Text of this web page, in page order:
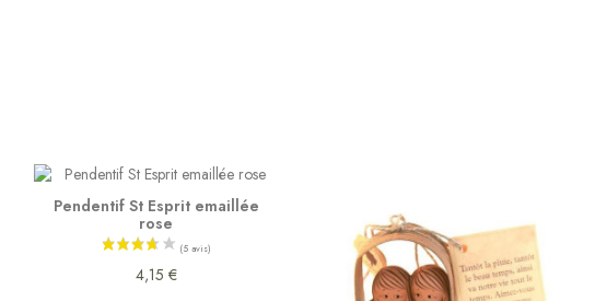
Pendentif St Esprit emaillée
rose
4,15 €